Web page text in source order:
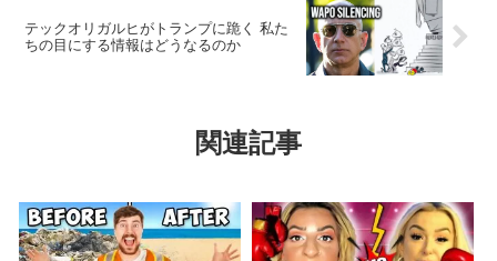
テックオリガルヒがトランプに跪く 私た
ちの目にする情報はどうなるのか
関連記事